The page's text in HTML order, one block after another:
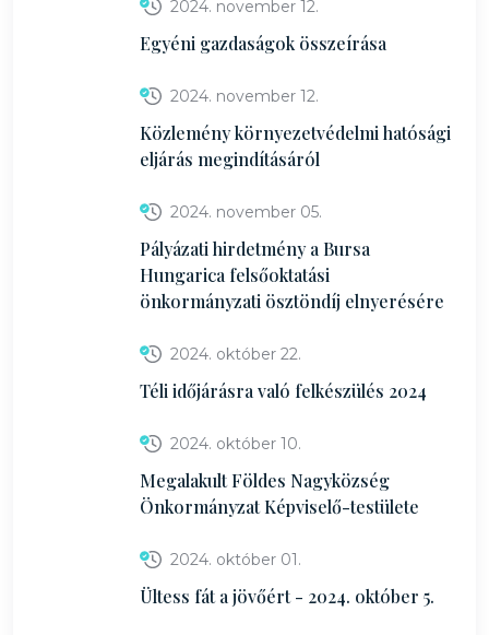
2024. november 12.
Egyéni gazdaságok összeírása
2024. november 12.
Közlemény környezetvédelmi hatósági
eljárás megindításáról
2024. november 05.
Pályázati hirdetmény a Bursa
Hungarica felsőoktatási
önkormányzati ösztöndíj elnyerésére
2024. október 22.
Téli időjárásra való felkészülés 2024
2024. október 10.
Megalakult Földes Nagyközség
Önkormányzat Képviselő-testülete
2024. október 01.
Ültess fát a jövőért - 2024. október 5.